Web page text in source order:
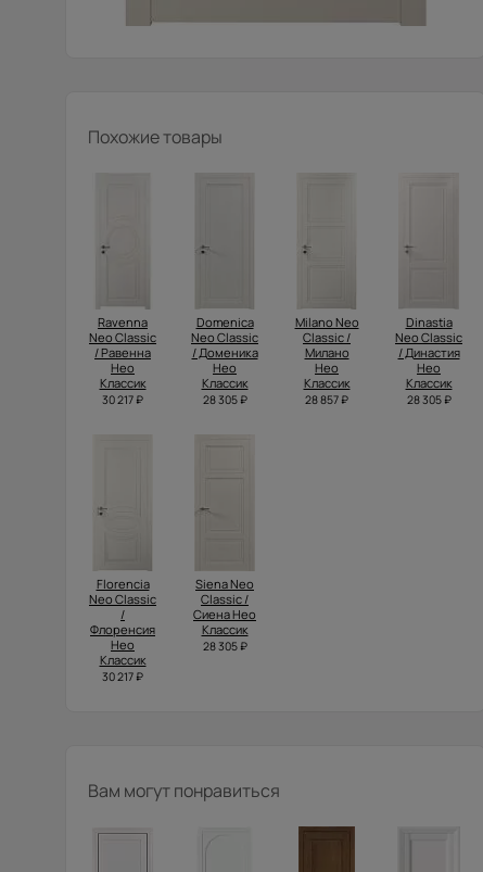
Похожие товары
Ravenna
Neo Classic
/ Равенна
Нео
Классик
30 217 ₽
Domenica
Neo Classic
/ Доменика
Нео
Классик
28 305 ₽
Milano Neo
Classic /
Милано
Нео
Классик
28 857 ₽
Dinastia
Neo Classic
/ Династия
Нео
Классик
28 305 ₽
Florencia
Neo Classic
/
Флоренсия
Нео
Классик
30 217 ₽
Siena Neo
Classic /
Сиена Нео
Классик
28 305 ₽
Вам могут понравиться